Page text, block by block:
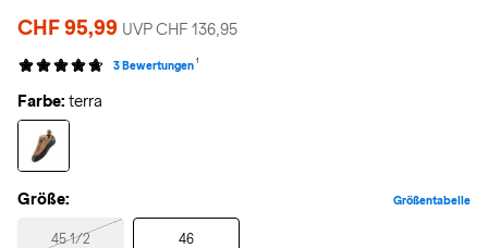
CHF 95,99 UVP CHF 136,95
3 Bewertungen 1
Farbe: terra
Größe: Größentabelle
45 1/2 46